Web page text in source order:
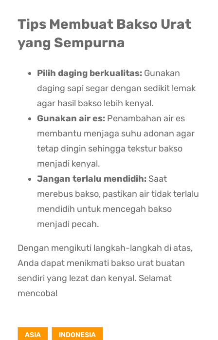
Tips Membuat Bakso Urat
yang Sempurna
Pilih daging berkualitas: Gunakan
daging sapi segar dengan sedikit lemak
agar hasil bakso lebih kenyal.
Gunakan air es: Penambahan air es
membantu menjaga suhu adonan agar
tetap dingin sehingga tekstur bakso
menjadi kenyal.
Jangan terlalu mendidih: Saat
merebus bakso, pastikan air tidak terlalu
mendidih untuk mencegah bakso
menjadi pecah.
Dengan mengikuti langkah-langkah di atas,
Anda dapat menikmati bakso urat buatan
sendiri yang lezat dan kenyal. Selamat
mencoba!
ASIA INDONESIA